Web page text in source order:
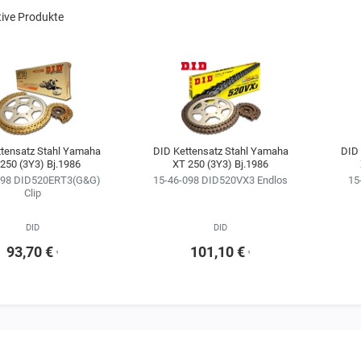
Produkte
Stahl Yamaha
(3Y3) Bj.1986
DID520ERT3(G&G)
Clip
DID
93,70 € ¹
DID Kettensatz Stahl Yamaha
XT 250 (3Y3) Bj.1986
15-46-098 DID520VX3 Endlos
DID
101,10 € ¹